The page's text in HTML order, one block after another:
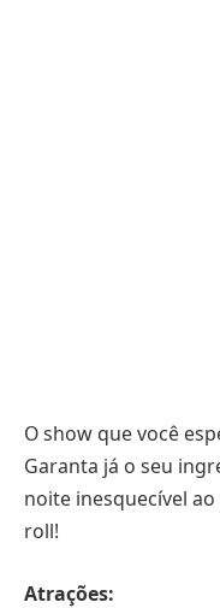
O show que você
Garanta já o seu
noite inesquecível ao
roll!
Atrações: